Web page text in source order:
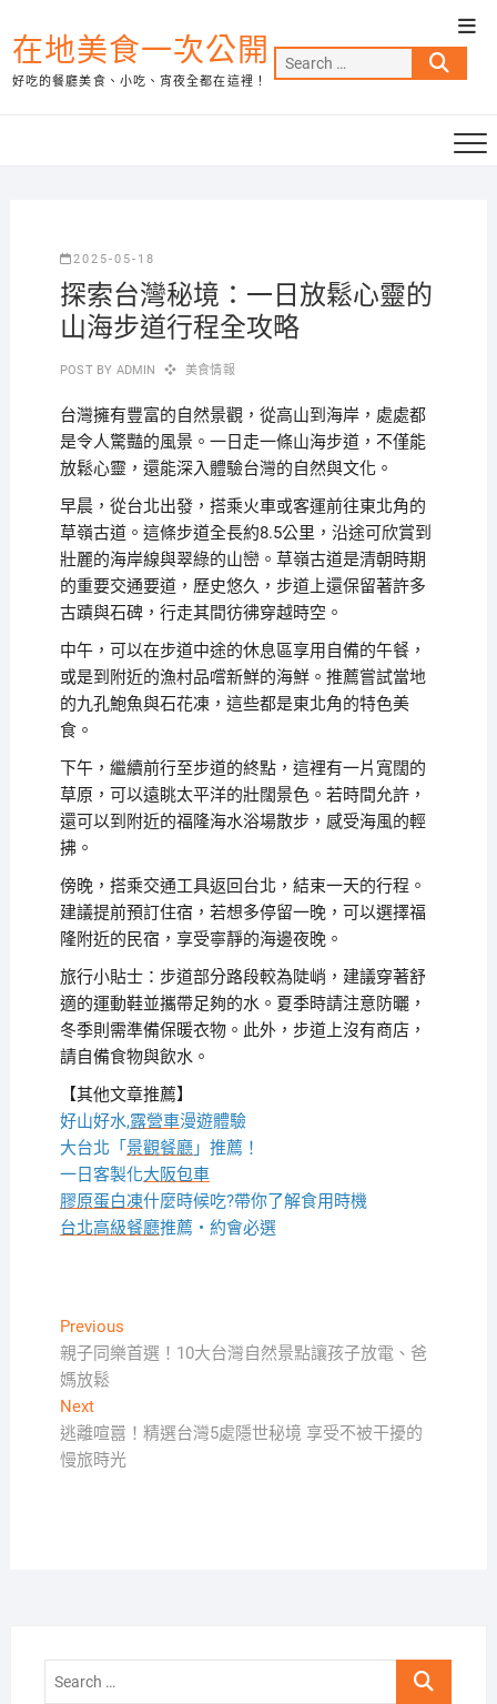
to
content
在地美食一次公開
好吃的餐廳美食、小吃、宵夜全都在這裡！
Search
…
2025-05-18
探索台灣秘境：一日放鬆心靈的
山海步道行程全攻略
POST BY ADMIN 美食情報
台灣擁有豐富的自然景觀，從高山到海岸，處處都
是令人驚豔的風景。一日走一條山海步道，不僅能
放鬆心靈，還能深入體驗台灣的自然與文化。
早晨，從台北出發，搭乘火車或客運前往東北角的
草嶺古道。這條步道全長約8.5公里，沿途可欣賞到
壯麗的海岸線與翠綠的山巒。草嶺古道是清朝時期
的重要交通要道，歷史悠久，步道上還保留著許多
古蹟與石碑，行走其間彷彿穿越時空。
中午，可以在步道中途的休息區享用自備的午餐，
或是到附近的漁村品嚐新鮮的海鮮。推薦嘗試當地
的九孔鮑魚與石花凍，這些都是東北角的特色美
食。
下午，繼續前行至步道的終點，這裡有一片寬闊的
草原，可以遠眺太平洋的壯闊景色。若時間允許，
還可以到附近的福隆海水浴場散步，感受海風的輕
拂。
傍晚，搭乘交通工具返回台北，結束一天的行程。
建議提前預訂住宿，若想多停留一晚，可以選擇福
隆附近的民宿，享受寧靜的海邊夜晚。
旅行小貼士：步道部分路段較為陡峭，建議穿著舒
適的運動鞋並攜帶足夠的水。夏季時請注意防曬，
冬季則需準備保暖衣物。此外，步道上沒有商店，
請自備食物與飲水。
【其他文章推薦】
好山好水,露營車漫遊體驗
大台北「 景觀餐廳」推薦！
一日客製化大阪包車
膠原蛋白凍什麼時候吃?帶你了解食用時機
台北高級餐廳推薦・約會必選
文
章
導
覽
PreviousPrevious
post:
親子同樂首選！10大台灣自然景點讓孩子放電、爸
媽放鬆
NextNext
post:
逃離喧囂！精選台灣5處隱世秘境 享受不被干擾的
慢旅時光
Search